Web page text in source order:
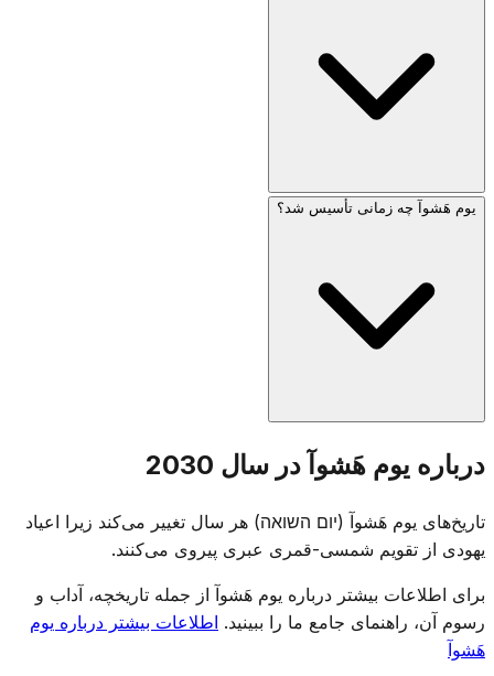
روشن کردن شش شمع یادبود (نماد شش میلیون نفر) و خواندن
نام قربانیان است. پرچم‌ها نیمه‌افراشته می‌شوند.
یوم هَشوآ چه زمانی تأسیس شد؟
یوم هَشوآ در سال ۱۹۵۳ توسط کنست اسرائیل تأسیس شد. تاریخ
۱۹۴۳) انتخاب شد، در حالی که تعارض با پسح اجتناب شده است.
درباره یوم هَشوآ در سال 2030
تاریخ‌های یوم هَشوآ (יום השואה) هر سال تغییر می‌کند زیرا اعیاد
یهودی از تقویم شمسی-قمری عبری پیروی می‌کنند.
برای اطلاعات بیشتر درباره یوم هَشوآ از جمله تاریخچه، آداب و
رسوم آن، راهنمای جامع ما را ببینید. اطلاعات بیشتر درباره یوم
هَشوآ